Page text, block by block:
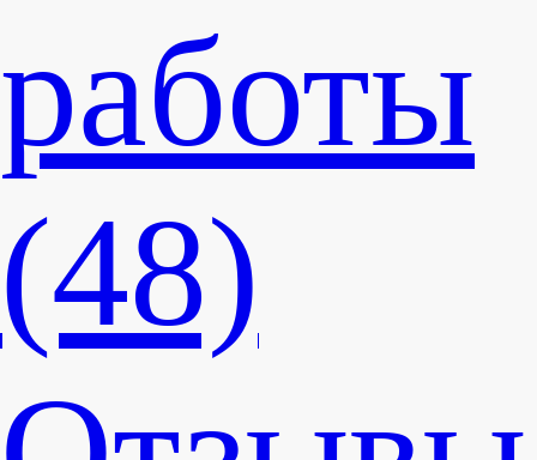
работы
(48)